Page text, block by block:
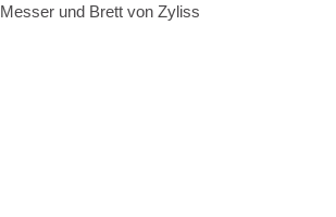
Messer und Brett von Zyliss